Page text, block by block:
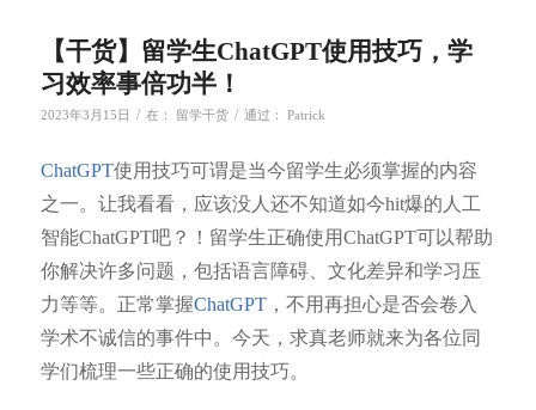
【干货】留学生ChatGPT使用技巧，学
习效率事倍功半！
2023年3月15日 / 在： 留学干货 / 通过： Patrick
ChatGPT使用技巧可谓是当今留学生必须掌握的内容
之一。让我看看，应该没人还不知道如今hit爆的人工
智能ChatGPT吧？！留学生正确使用ChatGPT可以帮助
你解决许多问题，包括语言障碍、文化差异和学习压
力等等。正常掌握ChatGPT，不用再担心是否会卷入
学术不诚信的事件中。今天，求真老师就来为各位同
学们梳理一些正确的使用技巧。